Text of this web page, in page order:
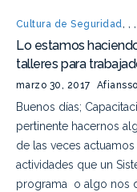
Cultura de Seguridad, , ,
Lo estamos
talleres para
marzo 30, 2017 Afiansso
Buenos días;
pertinente hacernos
de las veces
actividades que un
programa o algo nos